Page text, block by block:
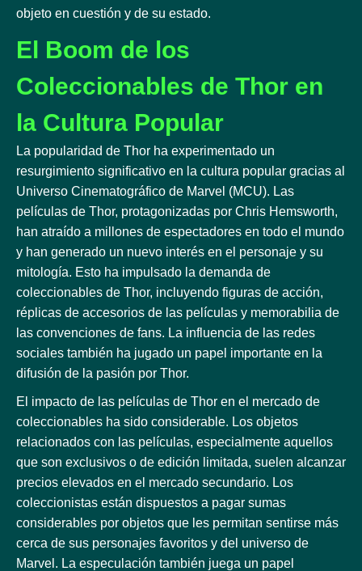
objeto en cuestión y de su estado.
El Boom de los
Coleccionables de Thor en
la Cultura Popular
La popularidad de Thor ha experimentado un
resurgimiento significativo en la cultura popular gracias al
Universo Cinematográfico de Marvel (MCU). Las
películas de Thor, protagonizadas por Chris Hemsworth,
han atraído a millones de espectadores en todo el mundo
y han generado un nuevo interés en el personaje y su
mitología. Esto ha impulsado la demanda de
coleccionables de Thor, incluyendo figuras de acción,
réplicas de accesorios de las películas y memorabilia de
las convenciones de fans. La influencia de las redes
sociales también ha jugado un papel importante en la
difusión de la pasión por Thor.
El impacto de las películas de Thor en el mercado de
coleccionables ha sido considerable. Los objetos
relacionados con las películas, especialmente aquellos
que son exclusivos o de edición limitada, suelen alcanzar
precios elevados en el mercado secundario. Los
coleccionistas están dispuestos a pagar sumas
considerables por objetos que les permitan sentirse más
cerca de sus personajes favoritos y del universo de
Marvel. La especulación también juega un papel